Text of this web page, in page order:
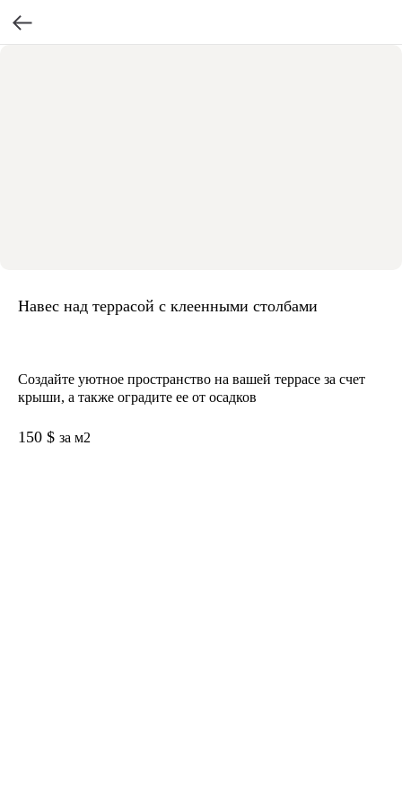
Навес над террасой с клеенными столбами
Создайте уютное пространство на вашей террасе за счет
крыши, а также оградите ее от осадков
150 $ за м2